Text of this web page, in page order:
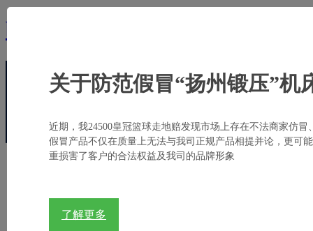
bb亚太德国狼堡,贝博狼堡亚太
关于防范假冒“扬州锻压”机
近期，我24500皇冠篮球走地赔发现市场上存在不法商家仿冒
假冒产品不仅在质量上无法与我司正规产品相提并论，更可
重损害了客户的合法权益及我司的品牌形象
了解更多